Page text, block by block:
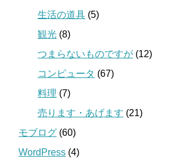
生活の道具 (5)
観光 (8)
つまらないものですが (12)
コンピュータ (67)
料理 (7)
売ります・あげます (21)
モブログ (60)
WordPress (4)